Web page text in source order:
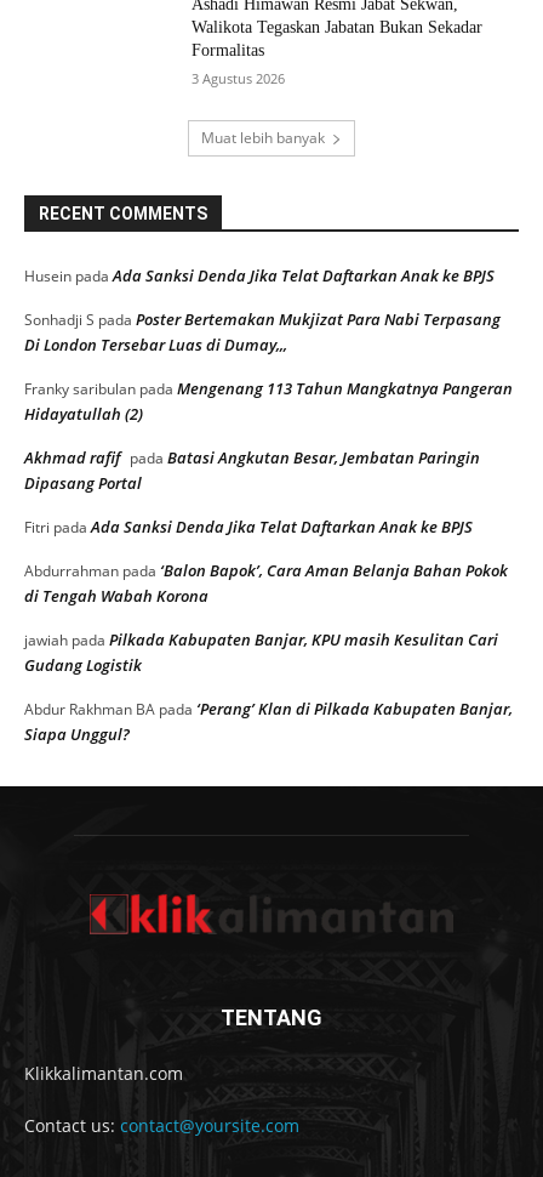
Ashadi Himawan Resmi Jabat Sekwan,
Walikota Tegaskan Jabatan Bukan Sekadar
Formalitas
3 Agustus 2026
Muat lebih banyak
RECENT COMMENTS
Husein padaAda Sanksi Denda Jika Telat Daftarkan Anak ke BPJS
Sonhadji S pada Poster Bertemakan Mukjizat Para Nabi Terpasang
Di London Tersebar Luas di Dumay,,,
Franky saribulan pada Mengenang 113 Tahun Mangkatnya Pangeran
Hidayatullah (2)
Akhmad rafif pada Batasi Angkutan Besar, Jembatan Paringin
Dipasang Portal
Fitri padaAda Sanksi Denda Jika Telat Daftarkan Anak ke BPJS
Abdurrahman pada ‘Balon Bapok’, Cara Aman Belanja Bahan Pokok
di Tengah Wabah Korona
jawiah pada Pilkada Kabupaten Banjar, KPU masih Kesulitan Cari
Gudang Logistik
Abdur Rakhman BA pada ‘Perang’ Klan di Pilkada Kabupaten Banjar,
Siapa Unggul?
TENTANG
Klikkalimantan.com
Contact us: contact@yoursite.com